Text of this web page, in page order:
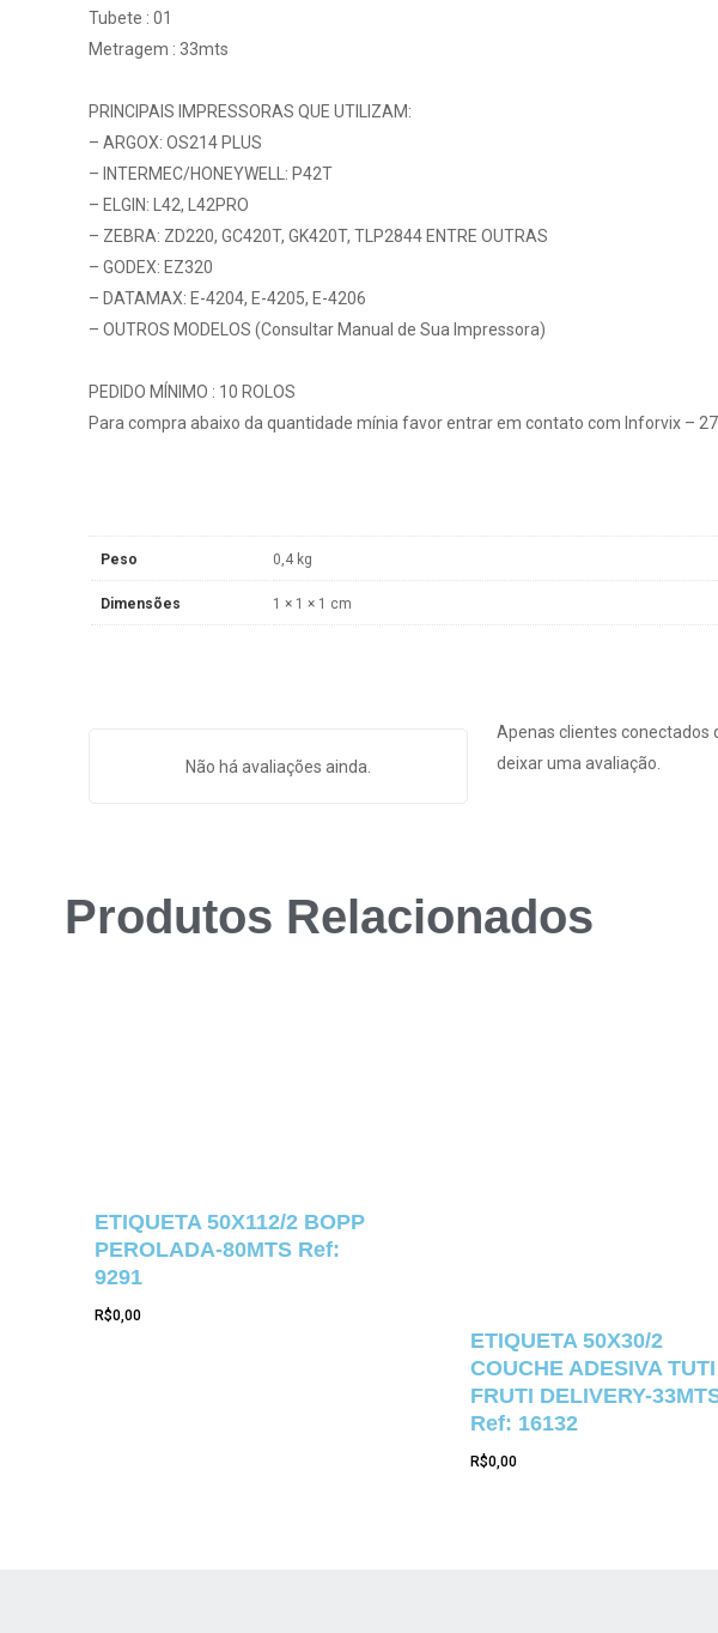
Tubete : 01
Metragem : 33mts
PRINCIPAIS IMPRESSORAS QUE UTILIZAM:
– ARGOX: OS214 PLUS
– INTERMEC/HONEYWELL: P42T
– ELGIN: L42, L42PRO
– ZEBRA: ZD220, GC420T, GK420T, TLP2844 ENTRE OUTRAS
– GODEX: EZ320
– DATAMAX: E-4204, E-4205, E-4206
– OUTROS MODELOS (Consultar Manual de Sua Impressora)
PEDIDO MÍNIMO : 10 ROLOS
Para compra abaixo da quantidade mínia favor entrar em contato com Inforvix –
Peso 0,4 kg
Dimensões 1 × 1 × 1 cm
Não há avaliações ainda.
Apenas clientes
deixar uma avaliação.
Produtos Relacionados
ETIQUETA 50X112/2 BOPP
PEROLADA-80MTS Ref:
9291
R$0,00
ETIQUETA 50X30/2
COUCHE ADESIVA TUTI
FRUTI DELIVERY-
Ref: 16132
R$0,00